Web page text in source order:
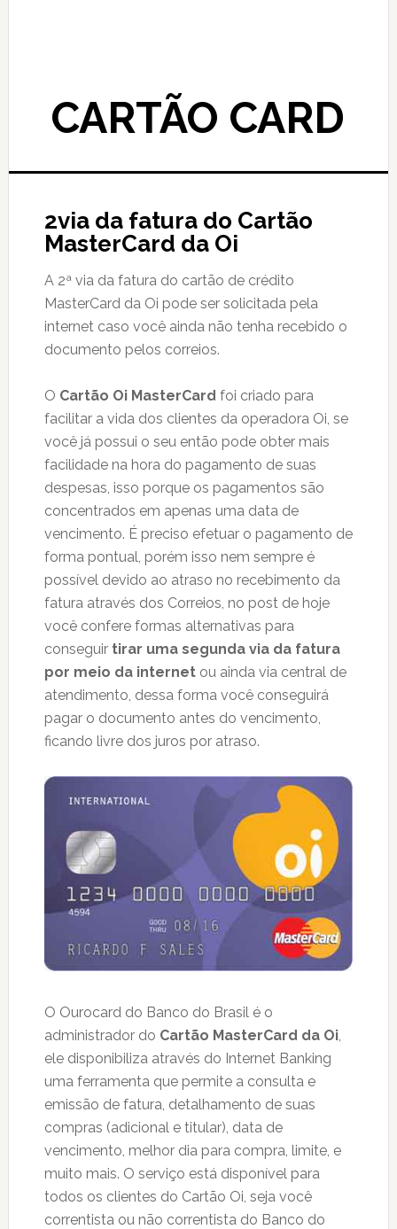
CARTÃO CARD
2via da fatura do Cartão
MasterCard da Oi
A 2ª via da fatura do cartão de crédito
MasterCard da Oi pode ser solicitada pela
internet caso você ainda não tenha recebido o
documento pelos correios.
O Cartão Oi MasterCard foi criado para
facilitar a vida dos clientes da operadora Oi, se
você já possui o seu então pode obter mais
facilidade na hora do pagamento de suas
despesas, isso porque os pagamentos são
concentrados em apenas uma data de
vencimento. É preciso efetuar o pagamento de
forma pontual, porém isso nem sempre é
possível devido ao atraso no recebimento da
fatura através dos Correios, no post de hoje
você confere formas alternativas para
conseguir tirar uma segunda via da fatura
por meio da internetou ainda via central de
atendimento, dessa forma você conseguirá
pagar o documento antes do vencimento,
ficando livre dos juros por atraso.
O Ourocard do Banco do Brasil é o
administrador do Cartão MasterCard da Oi,
ele disponibiliza através do Internet Banking
uma ferramenta que permite a consulta e
emissão de fatura, detalhamento de suas
compras (adicional e titular), data de
vencimento, melhor dia para compra, limite, e
muito mais. O serviço está disponível para
todos os clientes do Cartão Oi, seja você
correntista ou não correntista do Banco do